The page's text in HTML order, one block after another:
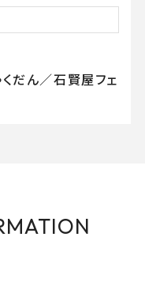
くだん／石賢屋フェ